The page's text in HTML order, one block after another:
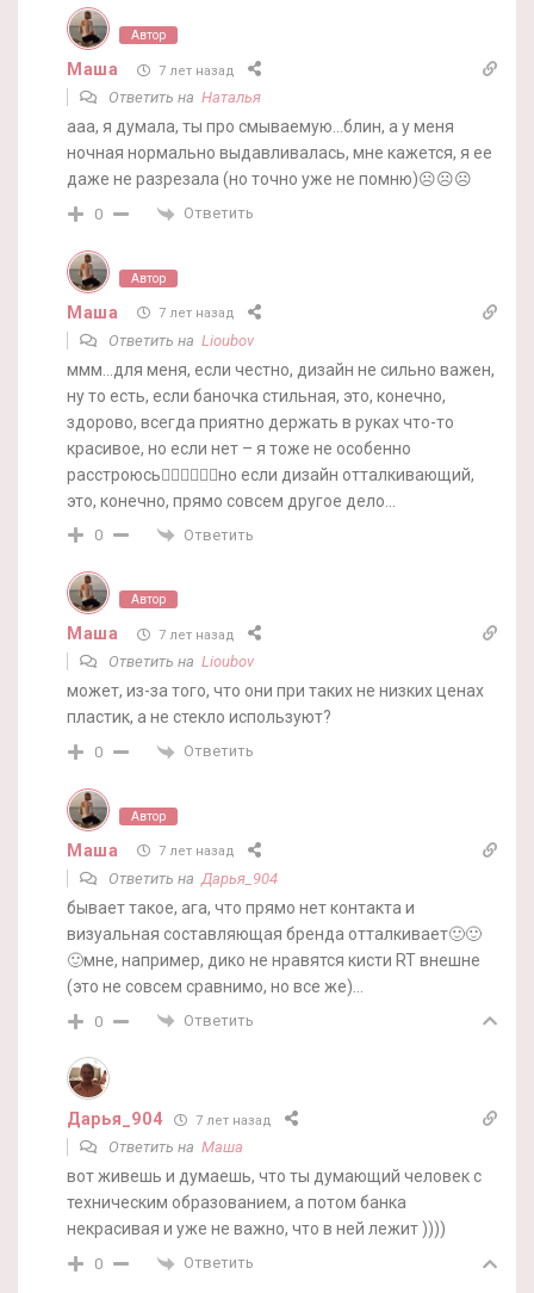
Автор
Маша 7 лет назад
Ответить на Наталья
ааа, я думала, ты про смываемую…блин, а у меня
ночная нормально выдавливалась, мне кажется, я ее
даже не разрезала (но точно уже не помню)☹️☹️☹️
0 Ответить
Автор
Маша 7 лет назад
Ответить на Lioubov
ммм…для меня, если честно, дизайн не сильно важен,
ну то есть, если баночка стильная, это, конечно,
здорово, всегда приятно держать в руках что-то
красивое, но если нет – я тоже не особенно
расстроюсь🤷‍♀️🤷‍♀️🤷‍♀️но если дизайн отталкивающий,
это, конечно, прямо совсем другое дело…
0 Ответить
Автор
Маша 7 лет назад
Ответить на Lioubov
может, из-за того, что они при таких не низких ценах
пластик, а не стекло используют?
0 Ответить
Автор
Маша 7 лет назад
Ответить на Дарья_904
бывает такое, ага, что прямо нет контакта и
визуальная составляющая бренда отталкивает🙂🙂
🙂мне, например, дико не нравятся кисти RT внешне
(это не совсем сравнимо, но все же)…
0 Ответить
Дарья_904 7 лет назад
Ответить на Маша
вот живешь и думаешь, что ты думающий человек с
техническим образованием, а потом банка
некрасивая и уже не важно, что в ней лежит ))))
0 Ответить